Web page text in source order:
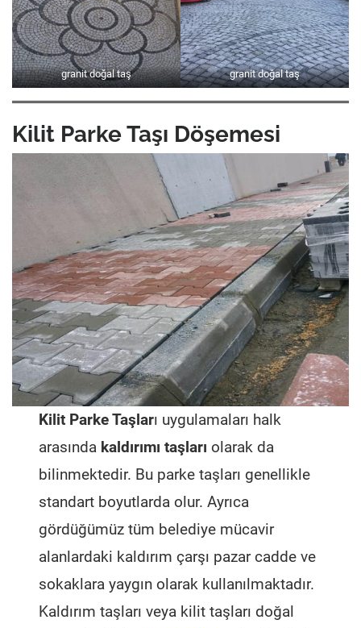
granit doğal taş granit doğal taş
Kilit Parke Taşı Döşemesi
Kilit Parke Taşları uygulamaları halk
arasında kaldırımı taşları olarak da
bilinmektedir. Bu parke taşları genellikle
standart boyutlarda olur. Ayrıca
gördüğümüz tüm belediye mücavir
alanlardaki kaldırım çarşı pazar cadde ve
sokaklara yaygın olarak kullanılmaktadır.
Kaldırım taşları veya kilit taşları doğal